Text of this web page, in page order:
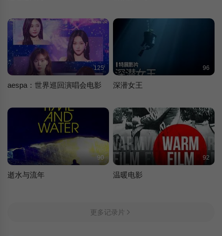
125
aespa：世界巡回演唱会电影
96
深潜女王
90
逝水与流年
92
温暖电影
更多记录片